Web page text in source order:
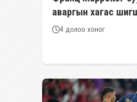
аваргын хагас
4 долоо хоног